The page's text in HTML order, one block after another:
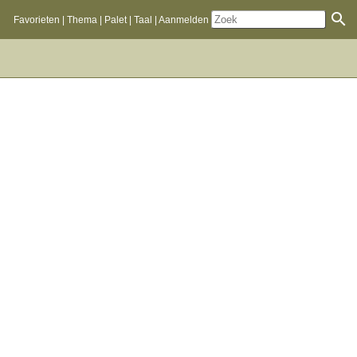
Favorieten Thema Palet Taal Aanmelden